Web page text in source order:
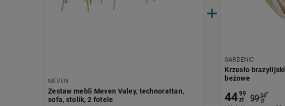
MEVEN
Zestaw mebli Meven Valey, technorattan,
sofa, stolik, 2 fotele
GARDENIC
Krzesło
beżowe
44 99
zł
99 00
zł
*